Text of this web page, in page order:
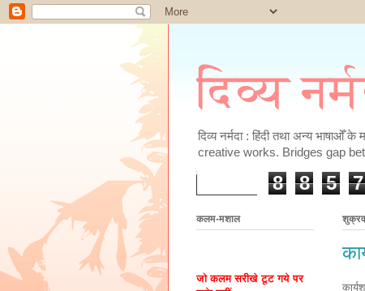
दिव्य
दिव्य नर्मदा : हिंदी तथा अन्य
creative works. Bridges gap
8 8 5 7
कलम-मशाल
जो कलम सरीखे टूट गये पर